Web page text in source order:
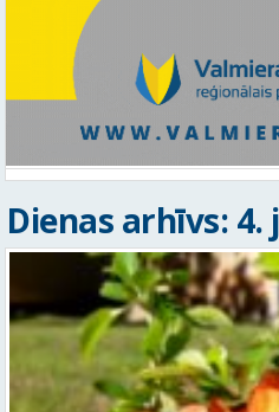
Dienas arhīvs: 4.